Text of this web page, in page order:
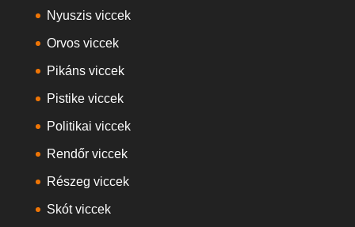
Nyuszis viccek
Orvos viccek
Pikáns viccek
Pistike viccek
Politikai viccek
Rendőr viccek
Részeg viccek
Skót viccek